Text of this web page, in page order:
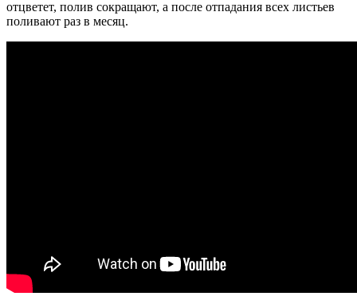
отцветет, полив сокращают, а после отпадания всех листьев
поливают раз в месяц.